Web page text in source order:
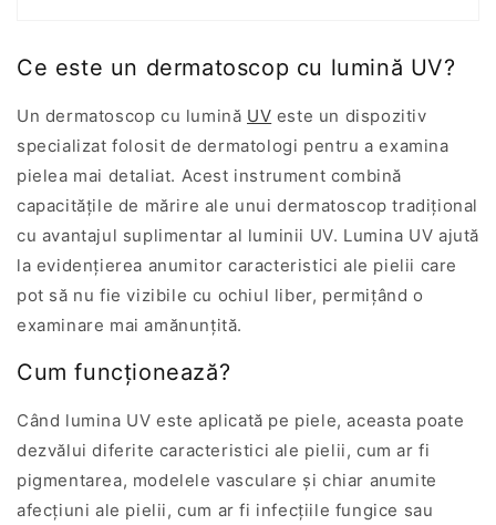
Ce este un dermatoscop cu lumină UV?
Un dermatoscop cu lumină UV este un dispozitiv
specializat folosit de dermatologi pentru a examina
pielea mai detaliat. Acest instrument combină
capacitățile de mărire ale unui dermatoscop tradițional
cu avantajul suplimentar al luminii UV. Lumina UV ajută
la evidențierea anumitor caracteristici ale pielii care
pot să nu fie vizibile cu ochiul liber, permițând o
examinare mai amănunțită.
Cum funcționează?
Când lumina UV este aplicată pe piele, aceasta poate
dezvălui diferite caracteristici ale pielii, cum ar fi
pigmentarea, modelele vasculare și chiar anumite
afecțiuni ale pielii, cum ar fi infecțiile fungice sau